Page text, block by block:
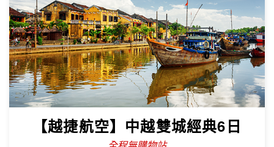
【越捷航空】中越雙城經典6日